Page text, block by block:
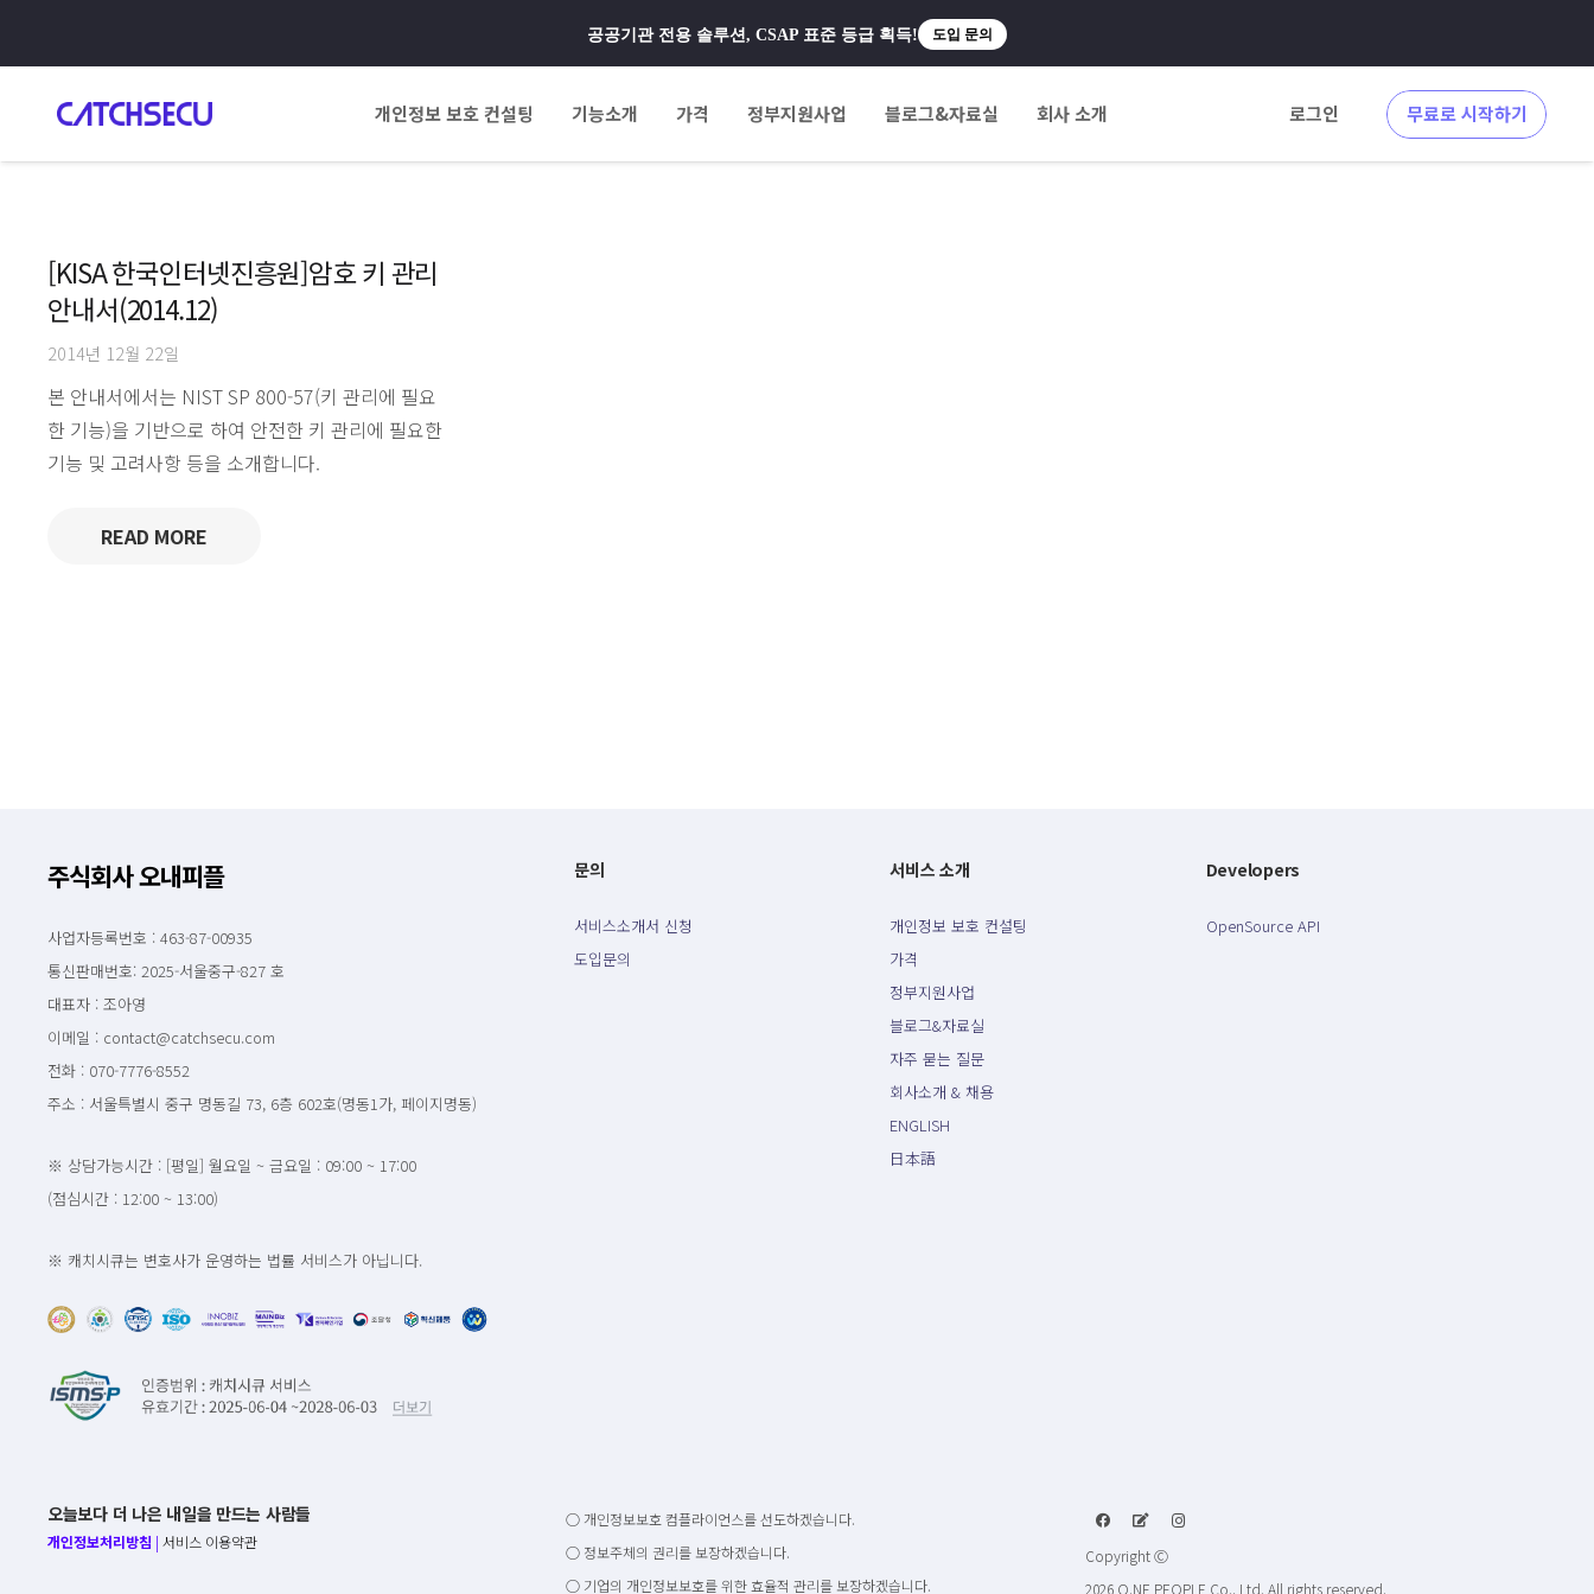
공공기관 전용 솔루션, CSAP 표준 등급 획득! 도입 문의
개인정보 보호 컨설팅 기능소개 가격 정부지원사업 블로그&자료실 회사 소개 로그인 무료로 시작하기
[KISA 한국인터넷진흥원]암호 키 관리
안내서(2014.12)
2014년 12월 22일
본 안내서에서는 NIST SP 800-57(키 관리에 필요
한 기능)을 기반으로 하여 안전한 키 관리에 필요한
기능 및 고려사항 등을 소개합니다.
READ MORE
주식회사 오내피플
사업자등록번호 : 463-87-00935
통신판매번호: 2025-서울중구-827 호
대표자 : 조아영
이메일 : contact@catchsecu.com
전화 : 070-7776-8552
주소 : 서울특별시 중구 명동길 73, 6층 602호(명동1가, 페이지명동)
※ 상담가능시간 : [평일] 월요일 ~ 금요일 : 09:00 ~ 17:00
(점심시간 : 12:00 ~ 13:00)
※ 캐치시큐는 변호사가 운영하는 법률 서비스가 아닙니다.
문의
서비스소개서 신청
도입문의
서비스 소개
개인정보 보호 컨설팅
가격
정부지원사업
블로그&자료실
자주 묻는 질문
회사소개 & 채용
ENGLISH
日本語
Developers
OpenSource API
오늘보다 더 나은 내일을 만드는 사람들
개인정보처리방침 | 서비스 이용약관
○ 개인정보보호 컴플라이언스를 선도하겠습니다.
○ 정보주체의 권리를 보장하겠습니다.
○ 기업의 개인정보보호를 위한 효율적 관리를 보장하겠습니다.
Copyright Ⓒ
2026 O.NE PEOPLE Co., Ltd. All rights reserved.